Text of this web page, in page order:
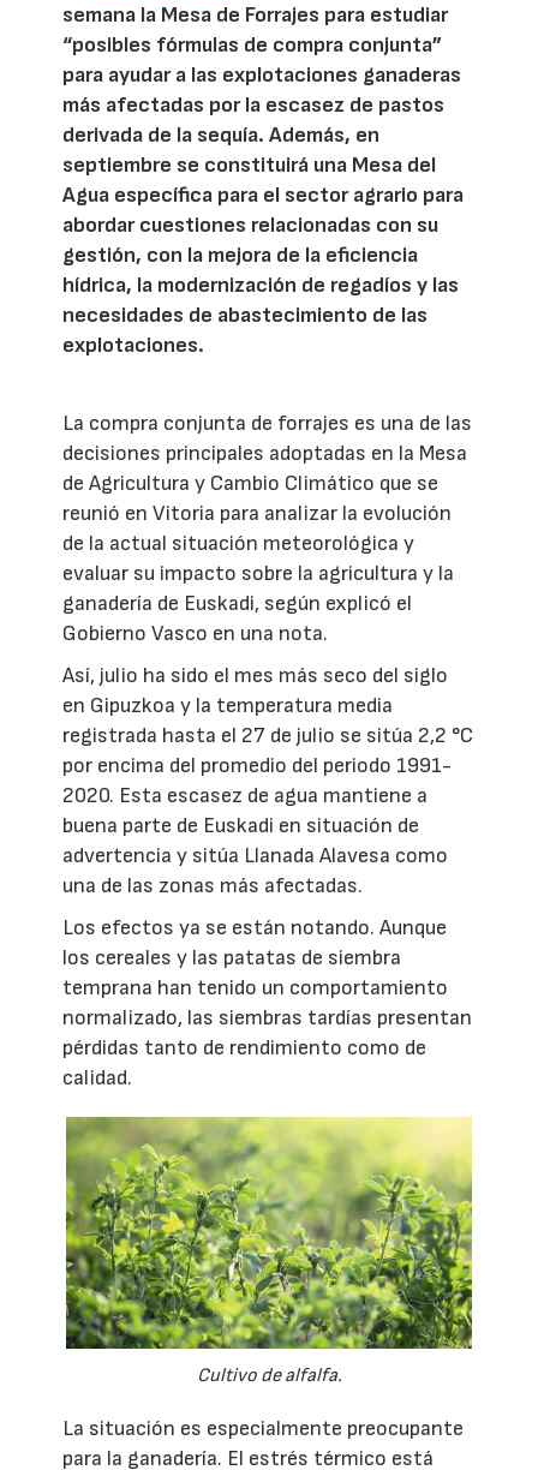
semana la Mesa de Forrajes para estudiar
“posibles fórmulas de compra conjunta”
para ayudar a las explotaciones ganaderas
más afectadas por la escasez de pastos
derivada de la sequía. Además, en
septiembre se constituirá una Mesa del
Agua específica para el sector agrario para
abordar cuestiones relacionadas con su
gestión, con la mejora de la eficiencia
hídrica, la modernización de regadíos y las
necesidades de abastecimiento de las
explotaciones.
La compra conjunta de forrajes es una de las
decisiones principales adoptadas en la Mesa
de Agricultura y Cambio Climático que se
reunió en Vitoria para analizar la evolución
de la actual situación meteorológica y
evaluar su impacto sobre la agricultura y la
ganadería de Euskadi, según explicó el
Gobierno Vasco en una nota.
Así, julio ha sido el mes más seco del siglo
en Gipuzkoa y la temperatura media
registrada hasta el 27 de julio se sitúa 2,2 °C
por encima del promedio del periodo 1991-
2020. Esta escasez de agua mantiene a
buena parte de Euskadi en situación de
advertencia y sitúa Llanada Alavesa como
una de las zonas más afectadas.
Los efectos ya se están notando. Aunque
los cereales y las patatas de siembra
temprana han tenido un comportamiento
normalizado, las siembras tardías presentan
pérdidas tanto de rendimiento como de
calidad.
Cultivo de alfalfa.
La situación es especialmente preocupante
para la ganadería. El estrés térmico está